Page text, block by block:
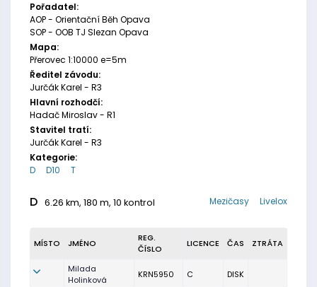
Pořadatel:
AOP - Orientační Běh Opava
SOP - OOB TJ Slezan Opava
Mapa:
Přerovec 1:10000 e=5m
Ředitel závodu:
Jurčák Karel - R3
Hlavní rozhodčí:
Hadač Miroslav - R1
Stavitel tratí:
Jurčák Karel - R3
Kategorie:
D
D10 T
D 6.26 km, 180 m, 10 kontrol Livelox
Mezičasy
MÍSTO JMÉNO
REG.
ČÍSLO
LICENCE ČAS ZTRÁTA
Milada
Holinková
KRN5950 C DISK